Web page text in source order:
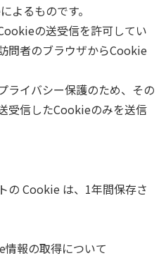
よるものです。
の送受信を許可してい
問者のブラウザからCookie
ライバシー保護のため、その
受信したCookieのみを送信
の Cookie は、1年間保存さ
報の取得について